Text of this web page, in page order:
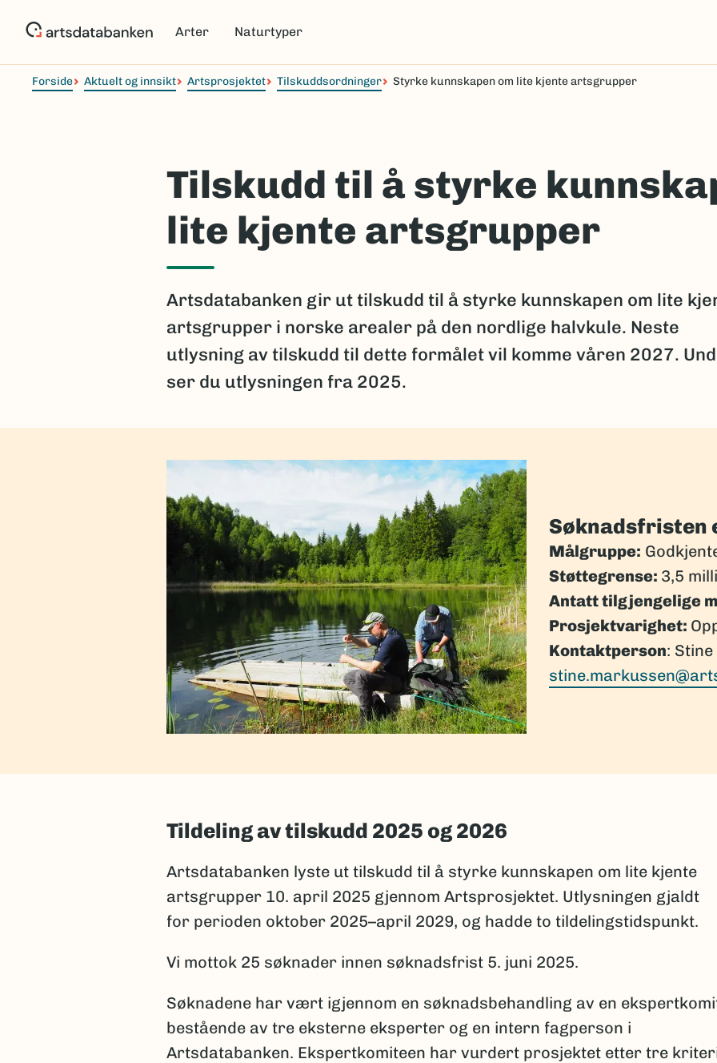
Arter Naturtyper
Forside Aktuelt og innsikt Artsprosjektet Tilskuddsordninger Styrke kunnskapen om lite kjente artsgrupper
Tilskudd til å styrke
lite kjente artsgrupper
Artsdatabanken gir ut tilskudd til å styrke kunnskapen om lite
artsgrupper i norske arealer på den nordlige halvkule. Neste
utlysning av tilskudd til dette formålet vil komme våren 2027.
ser du utlysningen fra 2025.
Søknadsfristen
Målgruppe:
Støttegrense: 3,5
Antatt tilgjengelige
Prosjektvarighet:
Kontaktperson:
Tildeling av tilskudd 2025 og 2026
Artsdatabanken lyste ut tilskudd til å styrke kunnskapen om lite kjente
artsgrupper 10. april 2025 gjennom Artsprosjektet. Utlysningen gjaldt
for perioden oktober 2025–april 2029, og hadde to tildelingstidspunkt.
Vi mottok 25 søknader innen søknadsfrist 5. juni 2025.
Søknadene har vært igjennom en søknadsbehandling av en
bestående av tre eksterne eksperter og en intern fagperson i
Artsdatabanken. Ekspertkomiteen har vurdert prosjektet etter tre